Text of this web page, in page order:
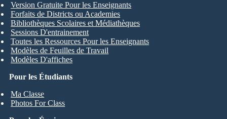
Pour les Étudiants
Ma Classe
Photos For Class
Version Gratuite Pour les Enseignants
Forfaits de Districts ou Academies
Bibliothèques Scolaires et Médiathèques
Sessions D'entrainement
Toutes les Ressources Pour les Enseignants
Modèles de Feuilles de Travail
Modèles D'affiches